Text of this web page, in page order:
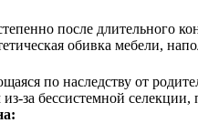
после длительного
обивка мебели,
по наследству от
за бессистемной